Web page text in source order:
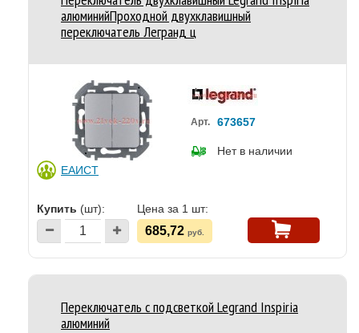
алюминийПроходной двухклавишный
переключатель Легранд ц
ЕАИСТ
Арт. 673657
Нет в наличии
Купить (шт): Цена за 1 шт:
685,72 руб.
Переключатель с подсветкой Legrand Inspiria
алюминий